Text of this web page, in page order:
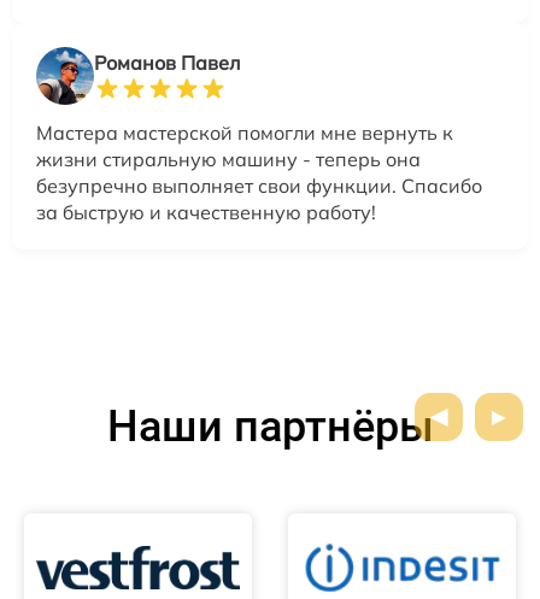
Романов Павел
Мастера мастерской помогли мне вернуть к
жизни стиральную машину - теперь она
безупречно выполняет свои функции. Спасибо
за быструю и качественную работу!
Наши партнёры